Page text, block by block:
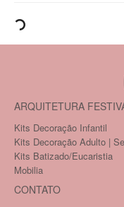
ARQUITETURA
Kits Decoração Infantil
Kits Decoração Adulto |
Kits Batizado/Eucaristia
Mobilia
CONTATO